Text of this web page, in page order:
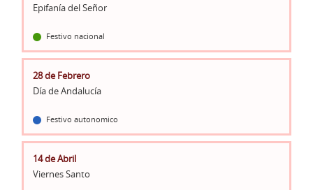
Epifanía del Señor
Festivo nacional
28 de Febrero
Día de Andalucía
Festivo autonomico
14 de Abril
Viernes Santo